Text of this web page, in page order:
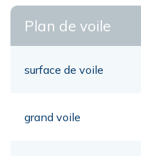
Plan de voile
surface de voile
grand voile